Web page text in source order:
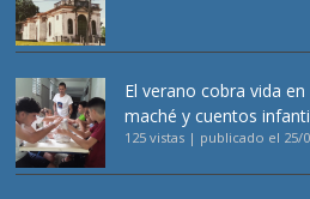
El verano cobra vida
maché y cuentos
125 vistas | publicado el 25/